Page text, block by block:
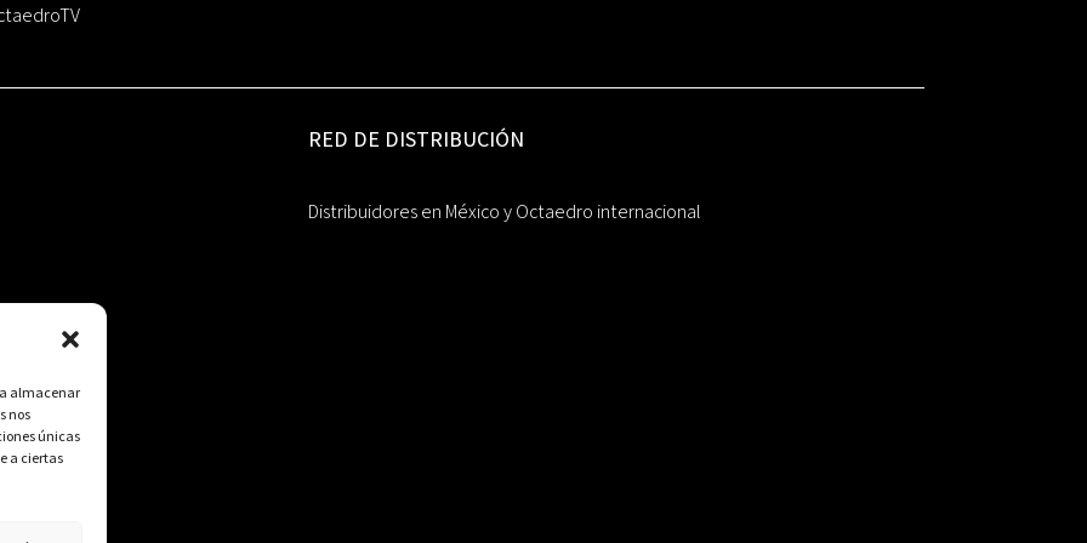
almacenar
nos
únicas
a ciertas
RED DE DISTRIBUCIÓN
Distribuidores en México y Octaedro internacional